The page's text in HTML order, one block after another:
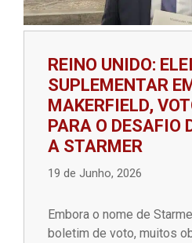
REINO UNIDO:
SUPLEMENTAR
MAKERFIELD,
PARA O DESAFIO
A STARMER
19 de Junho, 2026
Embora o nome de
boletim de voto, muitos